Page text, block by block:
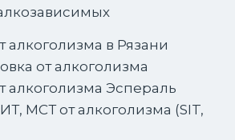
алкоголизма в Рязани
от алкоголизма
алкоголизма Эспераль
МСТ от алкоголизма (SIT,